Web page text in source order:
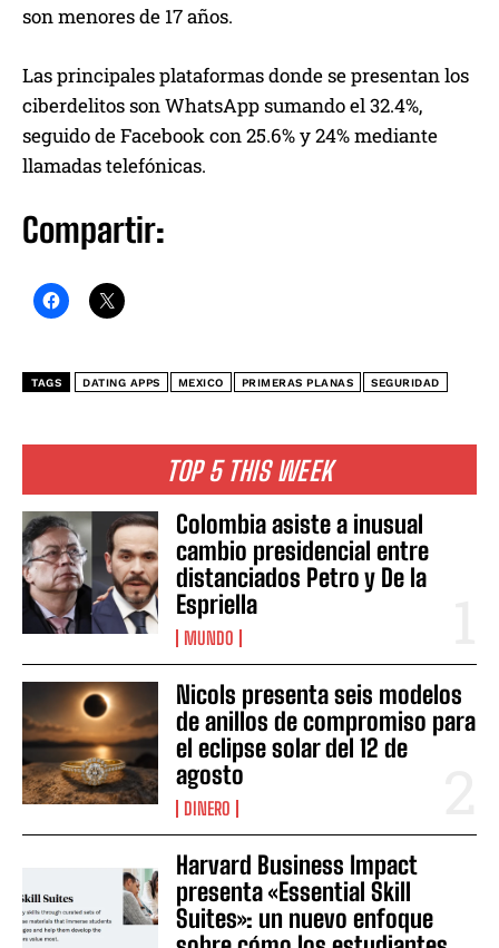
TOP 5 THIS WEEK
Colombia asiste a inusual
cambio presidencial entre
distanciados Petro y De la
Espriella
MUNDO
Nicols presenta seis modelos
de anillos de compromiso para
el eclipse solar del 12 de
agosto
DINERO
Harvard Business Impact
presenta «Essential Skill
Suites»: un nuevo enfoque
son menores de 17 años.
Las principales plataformas donde se presentan los
ciberdelitos son WhatsApp sumando el 32.4%,
seguido de Facebook con 25.6% y 24% mediante
llamadas telefónicas.
Compartir:
TAGS DATING APPS MEXICO PRIMERAS PLANAS SEGURIDAD